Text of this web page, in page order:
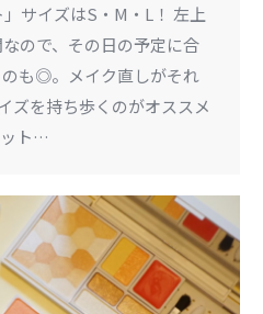
サイズはS・M・L！ 左上
ので、その日の予定に合
も◎。メイク直しがそれ
ズを持ち歩くのがオススメ
ット…